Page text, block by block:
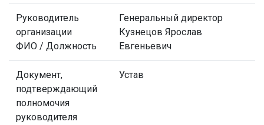
Руководитель
организации
ФИО / Должность
Генеральный директор
Кузнецов Ярослав
Евгеньевич
Документ,
подтверждающий
полномочия
руководителя
Устав